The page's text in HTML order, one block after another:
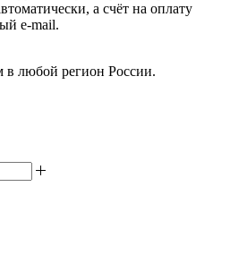
а счёт на оплату
e-mail.
в любой регион России.